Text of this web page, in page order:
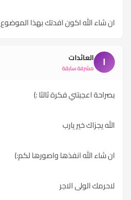
ان شاء الله اكون افدتك بهذا الموضوع
ا العائدات
مشرفة سابقة
بصراحة اعجبتني فكرة ثالثا :)
الله يجزاك خير يارب
ان شاء الله انفذها واصورها لكم:)
لاحرمك الولى الاجر